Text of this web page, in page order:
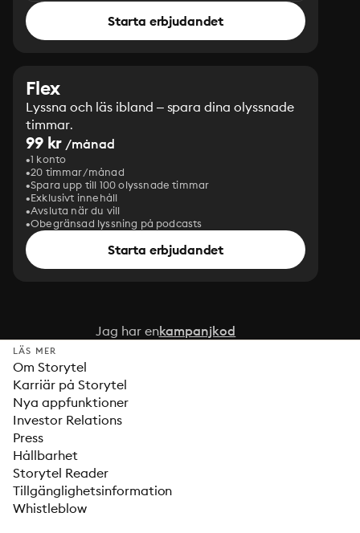
Starta erbjudandet
Flex
Lyssna och läs ibland – spara dina olyssnade
timmar.
99 kr /månad
1 konto
20 timmar/månad
Spara upp till 100 olyssnade timmar
Exklusivt innehåll
Avsluta när du vill
Obegränsad lyssning på podcasts
Starta erbjudandet
Jag har enkampanjkod
LÄS MER
Om Storytel
Karriär på Storytel
Nya appfunktioner
Investor Relations
Press
Hållbarhet
Storytel Reader
Tillgänglighetsinformation
Whistleblow